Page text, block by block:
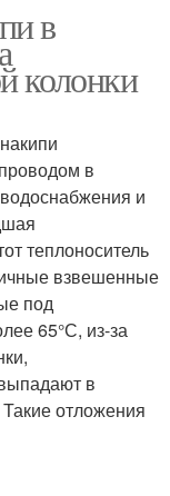
в
колонки
в
и
теплоноситель
взвешенные
под
65°С, из-за
в
отложения